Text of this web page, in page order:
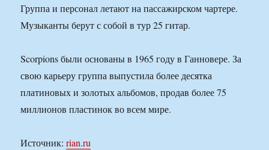
Группа и персонал летают на пассажирском чартере.
Музыканты берут с собой в тур 25 гитар.
Scorpions были основаны в 1965 году в Ганновере. За
свою карьеру группа выпустила более десятка
платиновых и золотых альбомов, продав более 75
миллионов пластинок во всем мире.
Источник:rian.ru